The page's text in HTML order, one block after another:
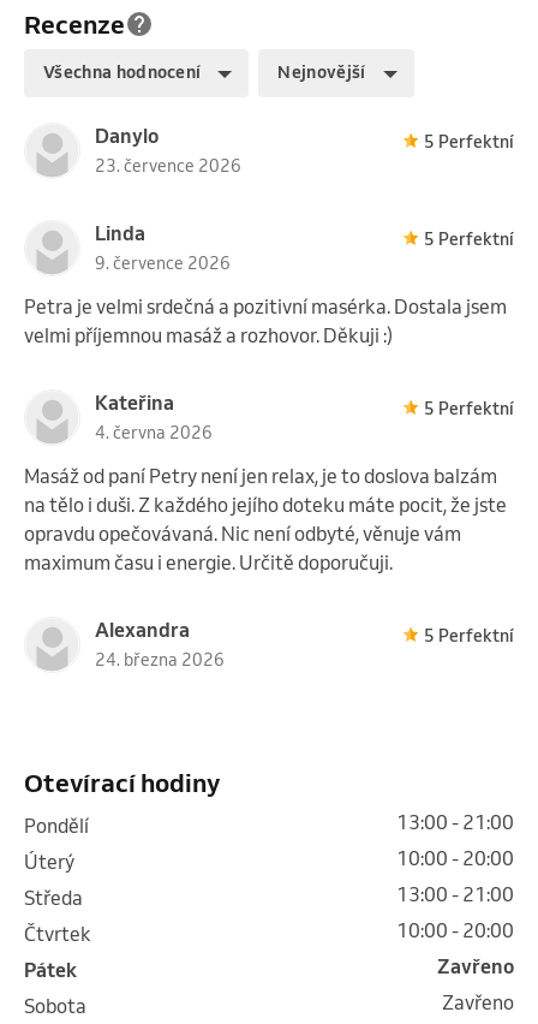
Recenze
Všechna hodnocení Nejnovější
Danylo
23. července 2026
5 Perfektní
Linda
9. července 2026
5 Perfektní
Petra je velmi srdečná a pozitivní masérka. Dostala jsem
velmi příjemnou masáž a rozhovor. Děkuji :)
Kateřina
4. června 2026
5 Perfektní
Masáž od paní Petry není jen relax, je to doslova balzám
na tělo i duši. Z každého jejího doteku máte pocit, že jste
opravdu opečovávaná. Nic není odbyté, věnuje vám
maximum času i energie. Určitě doporučuji.
Alexandra
24. března 2026
5 Perfektní
Otevírací hodiny
pondělí
13:00 - 21:00
úterý
10:00 - 20:00
středa
13:00 - 21:00
čtvrtek
10:00 - 20:00
pátek
Zavřeno
sobota
Zavřeno